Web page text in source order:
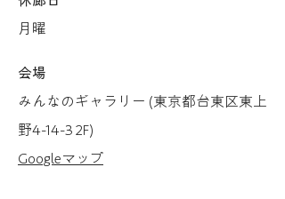
月曜
会場
みんなのギャラリー (東京都台東区東上
野4-14-3 2F)
Googleマップ